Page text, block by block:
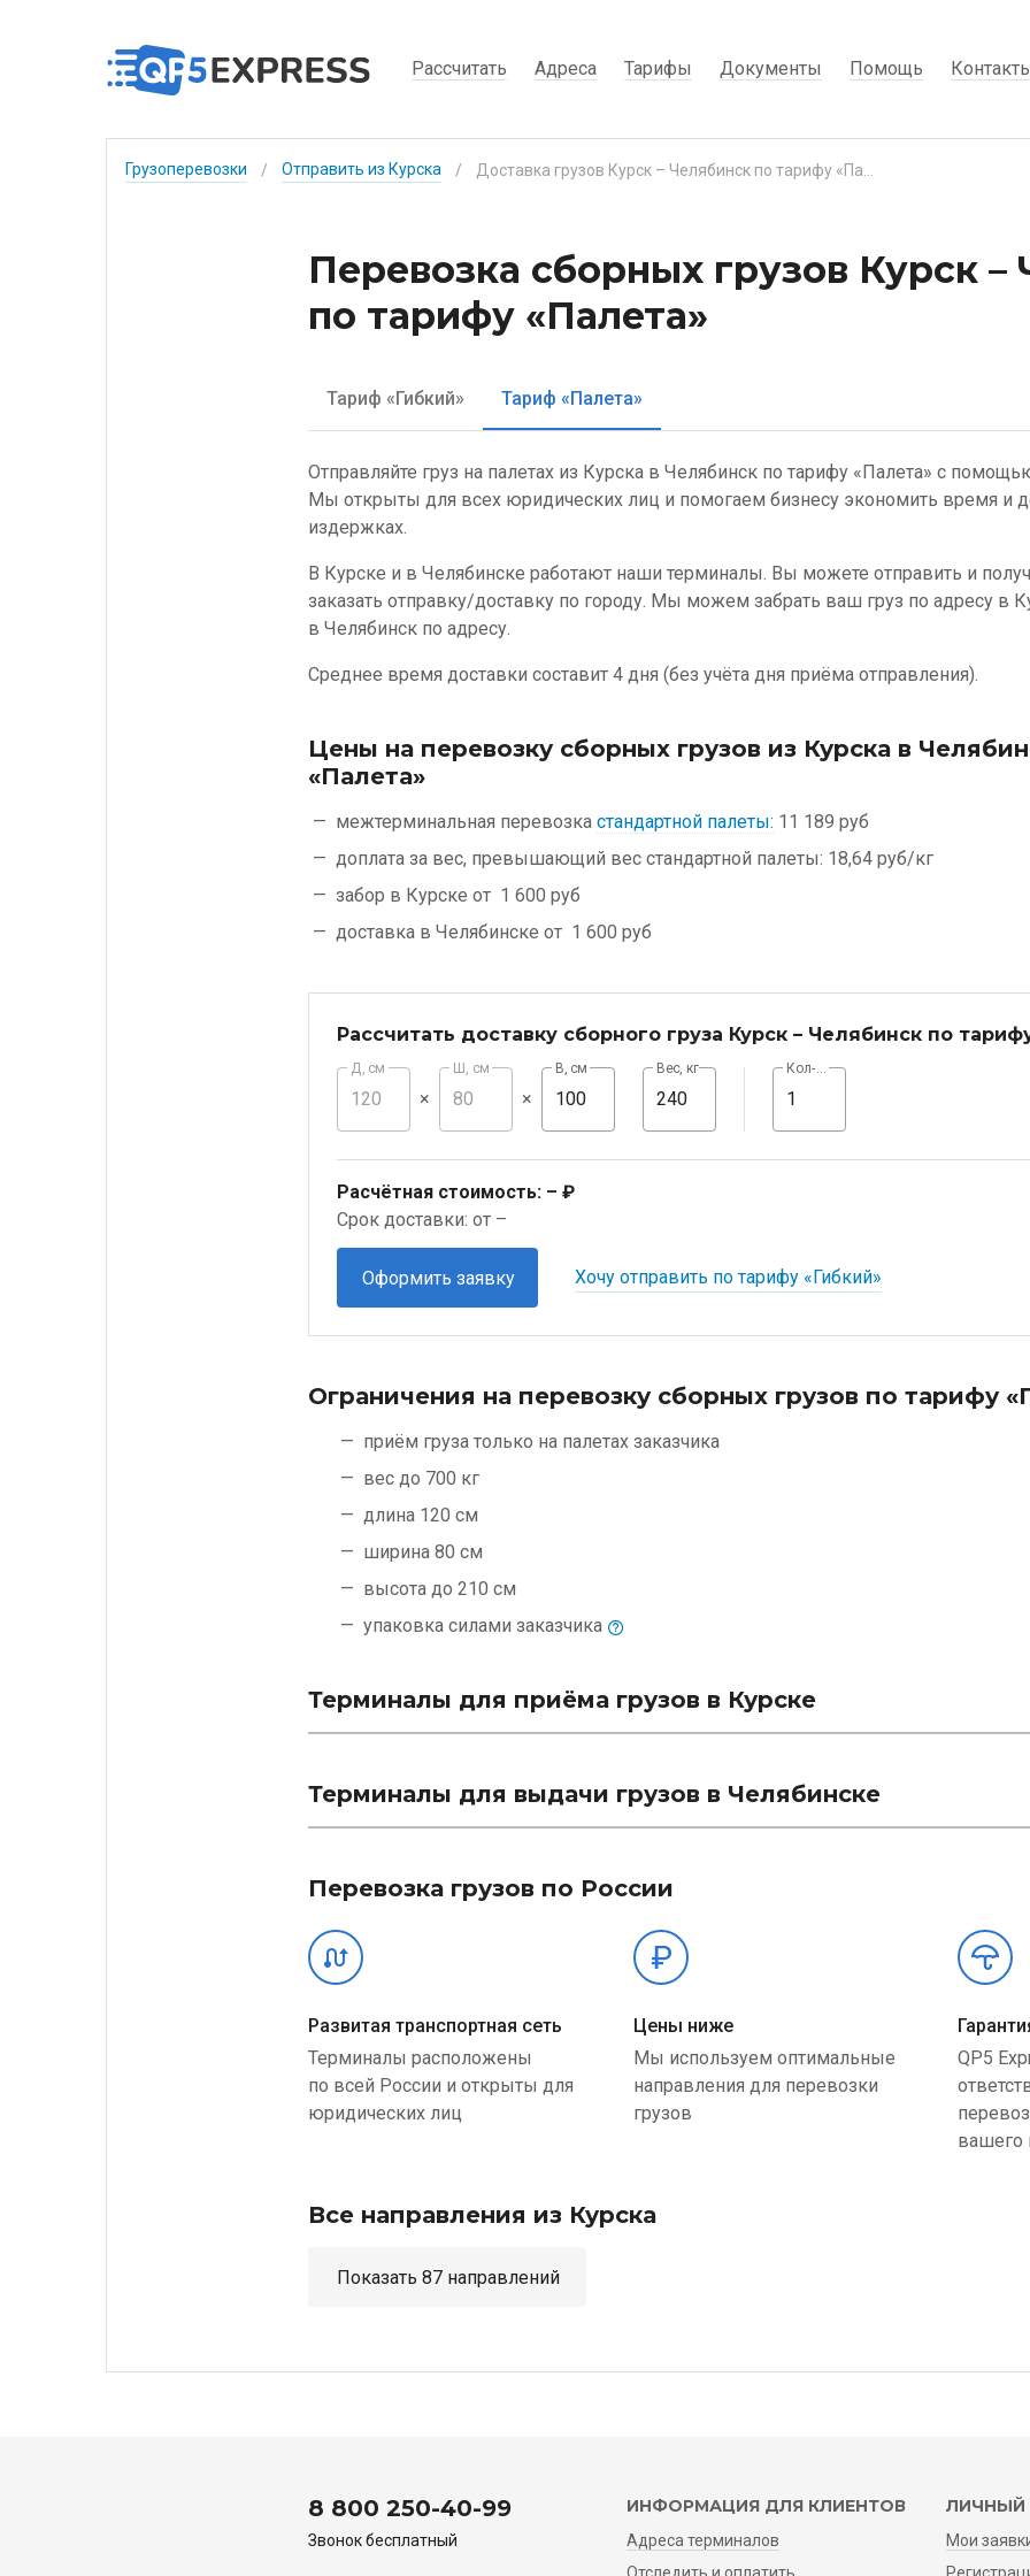
Рассчитать Адреса Тарифы Документы Помощь
Грузоперевозки / Отправить из Курска /
Перевозка сборных грузов Курск –
по тарифу «Палета»
Тариф «Гибкий» Тариф «Палета»
Отправляйте груз на палетах из Курска в Челябинск по тарифу «Палета» с
Мы открыты для всех юридических лиц и помогаем бизнесу экономить время и
издержках.
В Курске и в Челябинске работают наши терминалы. Вы можете отправить и
заказать отправку/доставку по городу. Мы можем забрать ваш груз по адресу в
в Челябинск по адресу.
Среднее время доставки составит 4 дня (без учёта дня приёма отправления).
Цены на перевозку сборных грузов из Курска в
«Палета»
межтерминальная перевозка стандартной палеты: 11 189 руб
доплата за вес, превышающий вес стандартной палеты: 18,64 руб/кг
забор в Курске от 1 600 руб
доставка в Челябинске от 1 600 руб
Рассчитать доставку сборного груза Курск – Челябинск по
Д, см
×
Ш, см
×
В, см Вес, кг Кол-во, шт
Расчётная стоимость: – ₽
Срок доставки: от –
Оформить заявку Хочу отправить по тарифу «Гибкий»
Ограничения на перевозку сборных грузов по тарифу
приём груза только на палетах заказчика
вес до 700 кг
длина 120 см
ширина 80 см
высота до 210 см
упаковка силами заказчика
Терминалы для приёма грузов в Курске
Терминалы для выдачи грузов в Челябинске
Перевозка грузов по России
Развитая транспортная сеть
Терминалы расположены
по всей России и открыты для
юридических лиц
Цены ниже
Мы используем оптимальные
направления для перевозки
грузов
QP5
вашего
Все направления из Курска
Показать 87 направлений
8 800 250-40-99
Звонок бесплатный
ИНФОРМАЦИЯ ДЛЯ КЛИЕНТОВ
Адреса терминалов
ЛИЧНЫЙ
Мои